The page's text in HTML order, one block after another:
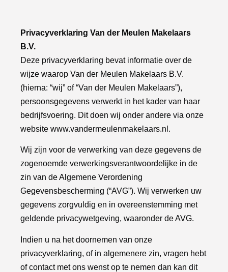
Privacyverklaring Van der Meulen Makelaars
B.V.
Deze privacyverklaring bevat informatie over de
wijze waarop Van der Meulen Makelaars B.V.
(hierna: “wij” of “Van der Meulen Makelaars”),
persoonsgegevens verwerkt in het kader van haar
bedrijfsvoering. Dit doen wij onder andere via onze
website www.vandermeulenmakelaars.nl .
Wij zijn voor de verwerking van deze gegevens de
zogenoemde verwerkingsverantwoordelijke in de
zin van de Algemene Verordening
Gegevensbescherming (“AVG”). Wij verwerken uw
gegevens zorgvuldig en in overeenstemming met
geldende privacywetgeving, waaronder de AVG.
Indien u na het doornemen van onze
privacyverklaring, of in algemenere zin, vragen hebt
of contact met ons wenst op te nemen dan kan dit